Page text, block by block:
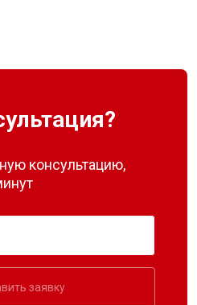
консультацию,
заявку